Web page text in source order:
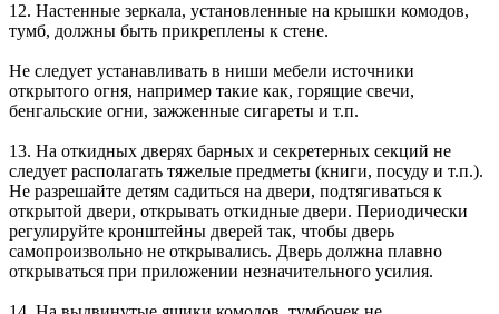
12. Настенные зеркала, установленные на крышки комодов,
тумб, должны быть прикреплены к стене.
Не следует устанавливать в ниши мебели источники
открытого огня, например такие как, горящие свечи,
бенгальские огни, зажженные сигареты и т.п.
13. На откидных дверях барных и секретерных секций не
следует располагать тяжелые предметы (книги, посуду и т.п.).
Не разрешайте детям садиться на двери, подтягиваться к
открытой двери, открывать откидные двери. Периодически
регулируйте кронштейны дверей так, чтобы дверь
самопроизвольно не открывались. Дверь должна плавно
открываться при приложении незначительного усилия.